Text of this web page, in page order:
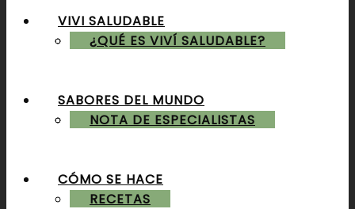
ALMUERZOS & CENAS
POSTRES & TORTAS
VIVI SALUDABLE
¿QUÉ ES VIVÍ SALUDABLE?
NOTA DE ESPECIALISTAS
RECETAS
SABORES DEL MUNDO
CÓMO SE HACE